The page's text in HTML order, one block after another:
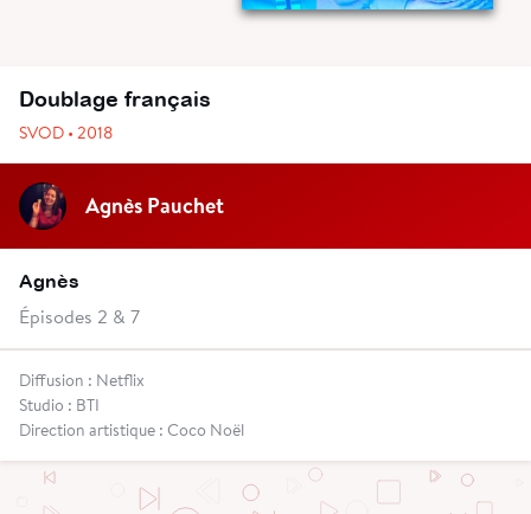
Doublage français
SVOD • 2018
Agnès Pauchet
Agnès
Épisodes 2 & 7
Diffusion : Netflix
Studio : BTI
Direction artistique : Coco Noël